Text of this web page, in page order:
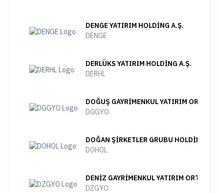
DENGE YATIRIM HOLDİNG A.Ş.
DENGE
DERLÜKS YATIRIM HOLDİNG A.Ş.
DERHL
DOĞUŞ GAYRİMENKUL YATIRIM
DGGYO
DOĞAN ŞİRKETLER GRUBU HOLDİNG
DOHOL
DENİZ GAYRİMENKUL YATIRIM
DZGYO